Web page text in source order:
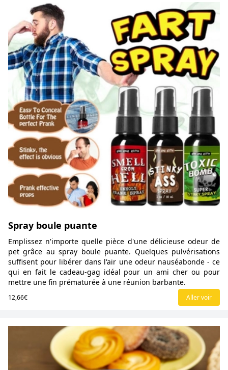
Spray boule puante
Emplissez n'importe quelle pièce d'une délicieuse odeur de
pet grâce au spray boule puante. Quelques pulvérisations
suffisent pour libérer dans l'air une odeur nauséabonde - ce
qui en fait le cadeau-gag idéal pour un ami cher ou pour
mettre une fin prématurée à une réunion barbante.
12,66€ Aller voir